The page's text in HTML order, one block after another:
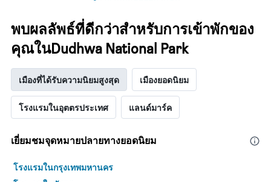
พบผลลัพธ์ที่ดีกว่าสำหรับการเข้าพักของ
คุณในDudhwa National Park
เมืองที่ได้รับความนิยมสูงสุด เมืองยอดนิยม
โรงแรมในอุตตรประเทศ แลนด์มาร์ค
เยี่ยมชมจุดหมายปลายทางยอดนิยม
โรงแรมในกรุงเทพมหานคร